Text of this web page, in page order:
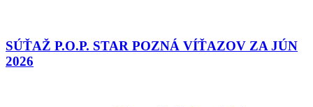
SÚŤAŽ P.O.P. STAR POZNÁ VÍŤAZOV ZA JÚN
2026